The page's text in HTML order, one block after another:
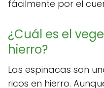
fácilmente por el
¿Cuál es el
hierro?
Las espinacas son
ricos en hierro.